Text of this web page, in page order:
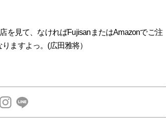
を見て、なければFujisanまたはAmazonでご注
ますよっ。(広田雅将）